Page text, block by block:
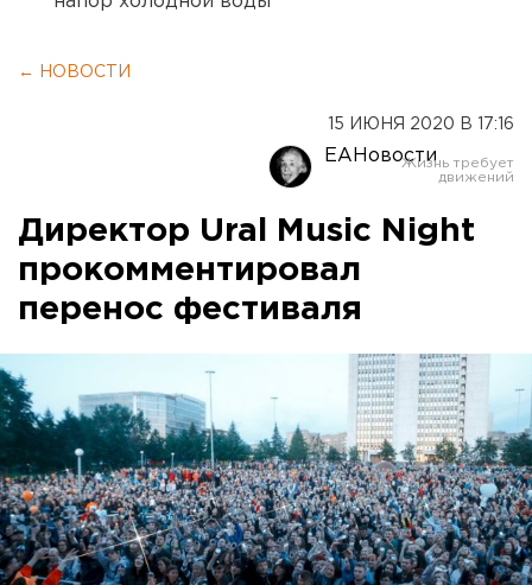
← НОВОСТИ
15 ИЮНЯ 2020 В 17:16
ЕАНовости
Директор Ural Music Night
прокомментировал
перенос фестиваля